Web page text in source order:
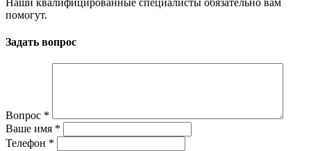
помогут.
Задать вопрос
Вопрос *
Ваше имя *
Телефон *